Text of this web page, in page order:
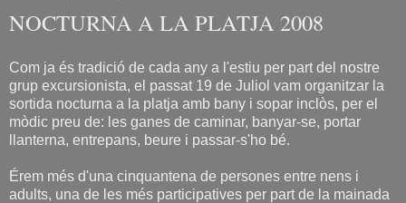
NOCTURNA A LA PLATJA 2008
Com ja és tradició de cada any a l'estiu per part del nostre
grup excursionista, el passat 19 de Juliol vam organitzar la
sortida nocturna a la platja amb bany i sopar inclòs, per el
mòdic preu de: les ganes de caminar, banyar-se, portar
llanterna, entrepans, beure i passar-s'ho bé.
Érem més d'una cinquantena de persones entre nens i
adults, una de les més participatives per part de la mainada